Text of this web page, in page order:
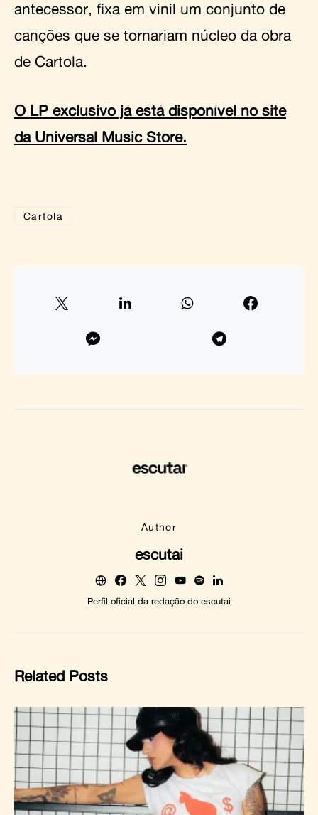
antecessor, fixa em vinil um conjunto de
canções que se tornariam núcleo da obra
de Cartola.
O LP exclusivo já está disponível no site
da Universal Music Store.
Cartola
Author
escutai
Perfil oficial da redação do escutai
Related Posts